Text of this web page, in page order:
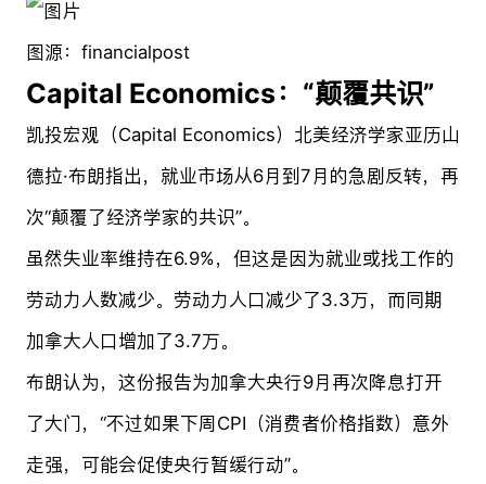
图源：financialpost
Capital Economics：“颠覆共识”
凯投宏观（Capital Economics）北美经济学家亚历山
德拉·布朗指出，就业市场从6月到7月的急剧反转，再
次“颠覆了经济学家的共识”。
虽然失业率维持在6.9%，但这是因为就业或找工作的
劳动力人数减少。劳动力人口减少了3.3万，而同期
加拿大人口增加了3.7万。
布朗认为，这份报告为加拿大央行9月再次降息打开
了大门，“不过如果下周CPI（消费者价格指数）意外
走强，可能会促使央行暂缓行动”。